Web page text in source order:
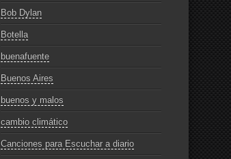
Bob Dylan
Botella
buenafuente
Buenos Aires
buenos y malos
cambio climático
Canciones para Escuchar a diario